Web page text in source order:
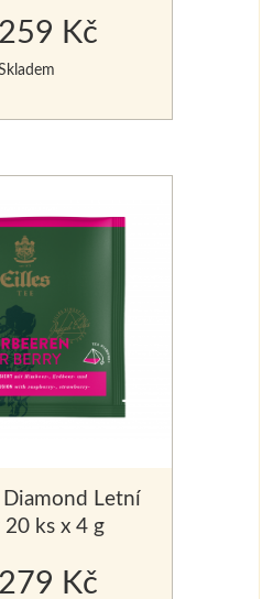
Kč
Diamond Letní
ks x 4 g
Kč